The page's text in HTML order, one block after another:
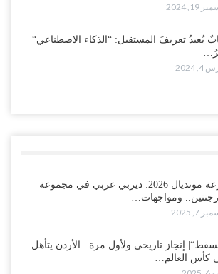
19, 2024
يُعيدُ تعريفَ المستقبل: “الذكاء الاصطناعي“
2024
قرعة مونديال 2026: ديربي عربي في مجموعة
ومواجهات…
7, 2025
إنجاز تاريخي ولأول مرة.. الأردن يتأهل
كأس العالم…